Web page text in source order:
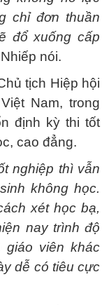
chỉ đơn thuần
đổ xuống cấp
nói.
tịch Hiệp hội
Nam, trong
định kỳ thi tốt
cao đẳng.
nghiệp thì vẫn
không học.
xét học bạ,
nay trình độ
giáo viên khác
dễ có tiêu cực